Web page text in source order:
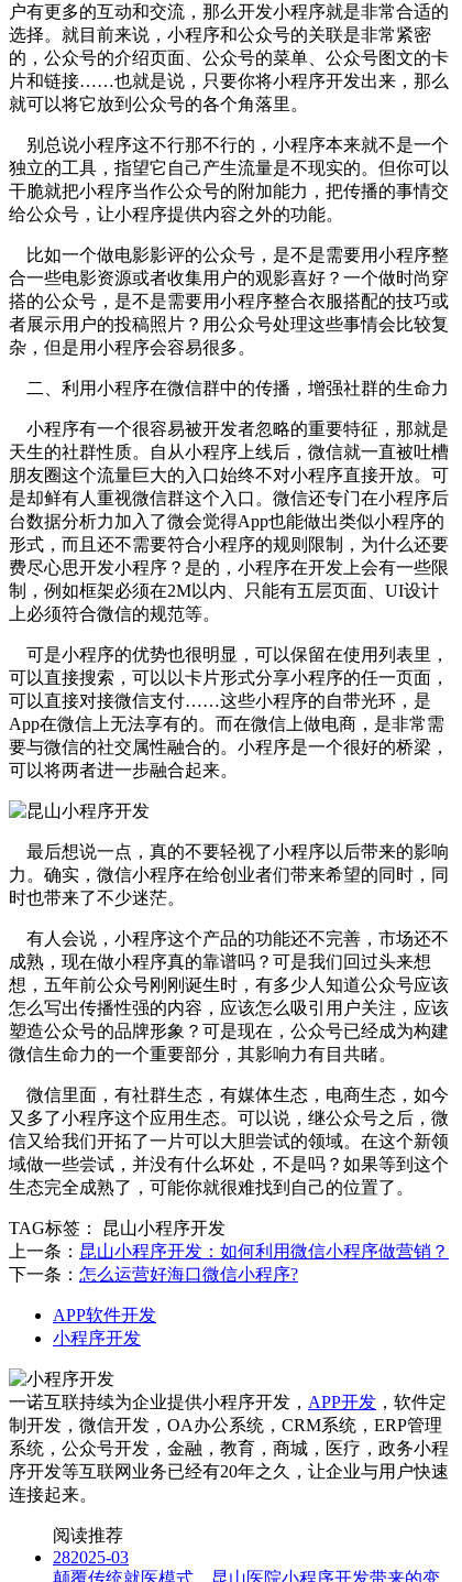
户有更多的互动和交流，那么开发小程序就是非常合适的
选择。就目前来说，小程序和公众号的关联是非常紧密
的，公众号的介绍页面、公众号的菜单、公众号图文的卡
片和链接……也就是说，只要你将小程序开发出来，那么
就可以将它放到公众号的各个角落里。
别总说小程序这不行那不行的，小程序本来就不是一个
独立的工具，指望它自己产生流量是不现实的。但你可以
干脆就把小程序当作公众号的附加能力，把传播的事情交
给公众号，让小程序提供内容之外的功能。
比如一个做电影影评的公众号，是不是需要用小程序整
合一些电影资源或者收集用户的观影喜好？一个做时尚穿
搭的公众号，是不是需要用小程序整合衣服搭配的技巧或
者展示用户的投稿照片？用公众号处理这些事情会比较复
杂，但是用小程序会容易很多。
二、利用小程序在微信群中的传播，增强社群的生命力
小程序有一个很容易被开发者忽略的重要特征，那就是
天生的社群性质。自从小程序上线后，微信就一直被吐槽
朋友圈这个流量巨大的入口始终不对小程序直接开放。可
是却鲜有人重视微信群这个入口。微信还专门在小程序后
台数据分析力加入了微会觉得App也能做出类似小程序的
形式，而且还不需要符合小程序的规则限制，为什么还要
费尽心思开发小程序？是的，小程序在开发上会有一些限
制，例如框架必须在2M以内、只能有五层页面、UI设计
上必须符合微信的规范等。
可是小程序的优势也很明显，可以保留在使用列表里，
可以直接搜索，可以以卡片形式分享小程序的任一页面，
可以直接对接微信支付……这些小程序的自带光环，是
App在微信上无法享有的。而在微信上做电商，是非常需
要与微信的社交属性融合的。小程序是一个很好的桥梁，
可以将两者进一步融合起来。
最后想说一点，真的不要轻视了小程序以后带来的影响
力。确实，微信小程序在给创业者们带来希望的同时，同
时也带来了不少迷茫。
有人会说，小程序这个产品的功能还不完善，市场还不
成熟，现在做小程序真的靠谱吗？可是我们回过头来想
想，五年前公众号刚刚诞生时，有多少人知道公众号应该
怎么写出传播性强的内容，应该怎么吸引用户关注，应该
塑造公众号的品牌形象？可是现在，公众号已经成为构建
微信生命力的一个重要部分，其影响力有目共睹。
微信里面，有社群生态，有媒体生态，电商生态，如今
又多了小程序这个应用生态。可以说，继公众号之后，微
信又给我们开拓了一片可以大胆尝试的领域。在这个新领
域做一些尝试，并没有什么坏处，不是吗？如果等到这个
生态完全成熟了，可能你就很难找到自己的位置了。
TAG标签：
昆山小程序开发
上一条： 昆山小程序开发：如何利用微信小程序做营销？
下一条： 怎么运营好海口微信小程序?
APP软件开发
小程序开发
一诺互联持续为企业提供小程序开发， APP开发 ，软件定
制开发，微信开发，OA办公系统，CRM系统，ERP管理
系统，公众号开发，金融，教育，商城，医疗，政务小程
序开发等互联网业务已经有20年之久，让企业与用户快速
连接起来。
阅读推荐
282025-03
颠覆传统就医模式，昆山医院小程序开发带来的变